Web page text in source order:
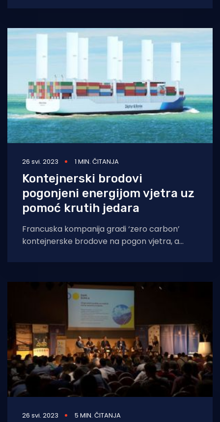
petka održava
26 svi. 2023 1 MIN. ČITANJA
Kontejnerski brodovi
pogonjeni energijom vjetra uz
pomoć krutih jedara
Francuska kompanija gradi ‘zero carbon’
kontejnerske brodove na pogon vjetra, a
brodova od
26 svi. 2023 5 MIN. ČITANJA